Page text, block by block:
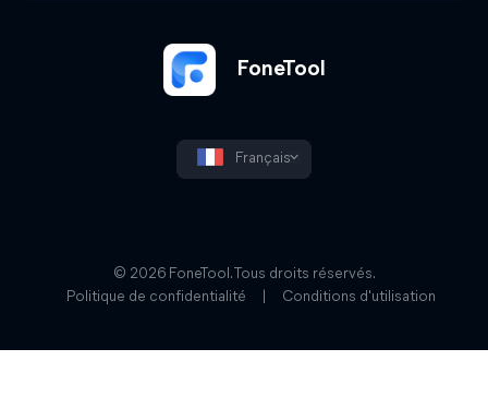
FoneTool
Français
© 2026 FoneTool. Tous droits réservés.
Politique de confidentialité
Conditions d'utilisation